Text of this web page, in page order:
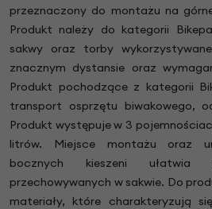
przeznaczony do montażu na
Produkt należy do kategorii
sakwy oraz torby
znacznym dystansie oraz
Produkt pochodzące z kategorii
transport osprzętu biwakowego,
Produkt występuje w 3
litrów. Miejsce montażu oraz
bocznych kieszeni
przechowywanych w sakwie. Do
materiały, które charakteryzują